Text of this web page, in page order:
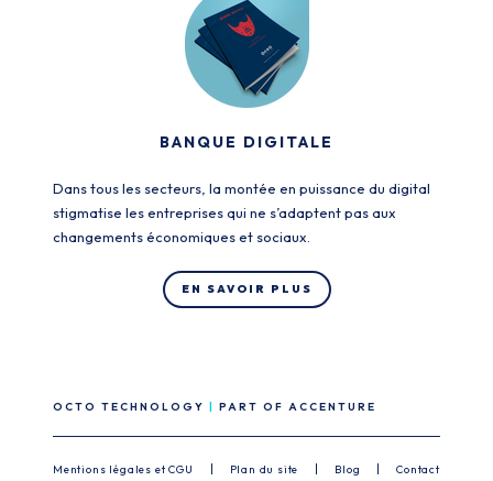
BANQUE DIGITALE
Dans tous les secteurs, la montée en puissance du digital
stigmatise les entreprises qui ne s’adaptent pas aux
changements économiques et sociaux.
EN SAVOIR PLUS
OCTO TECHNOLOGY PART OF ACCENTURE
Mentions légales et CGU Plan du site Blog
Contact